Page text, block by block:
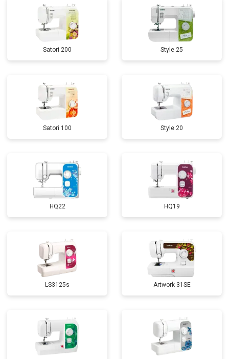
Satori 200 Style 25
Satori 100 Style 20
HQ22 HQ19
LS3125s Artwork 31SE